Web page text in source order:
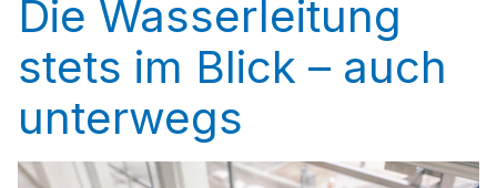
Die Wasserleitung
stets im Blick – auch
unterwegs